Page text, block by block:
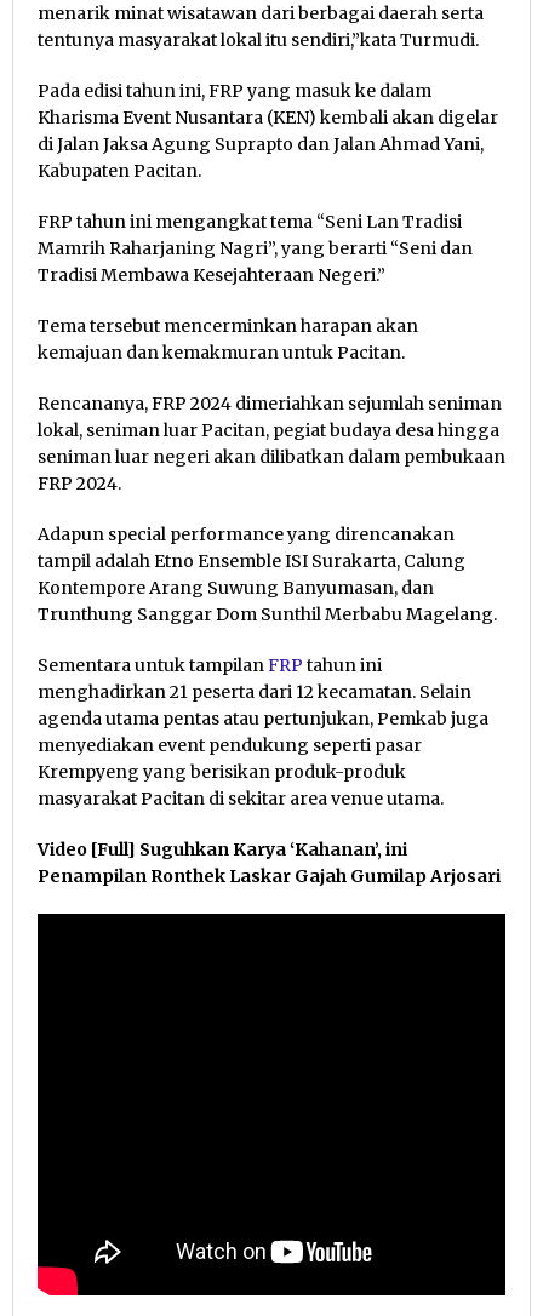
menarik minat wisatawan dari berbagai daerah serta
tentunya masyarakat lokal itu sendiri,”kata Turmudi.
Pada edisi tahun ini, FRP yang masuk ke dalam
Kharisma Event Nusantara (KEN) kembali akan digelar
di Jalan Jaksa Agung Suprapto dan Jalan Ahmad Yani,
Kabupaten Pacitan.
FRP tahun ini mengangkat tema “Seni Lan Tradisi
Mamrih Raharjaning Nagri”, yang berarti “Seni dan
Tradisi Membawa Kesejahteraan Negeri.”
Tema tersebut mencerminkan harapan akan
kemajuan dan kemakmuran untuk Pacitan.
Rencananya, FRP 2024 dimeriahkan sejumlah seniman
lokal, seniman luar Pacitan, pegiat budaya desa hingga
seniman luar negeri akan dilibatkan dalam pembukaan
FRP 2024.
Adapun special performance yang direncanakan
tampil adalah Etno Ensemble ISI Surakarta, Calung
Kontempore Arang Suwung Banyumasan, dan
Trunthung Sanggar Dom Sunthil Merbabu Magelang.
Sementara untuk tampilanFRP tahun ini
menghadirkan 21 peserta dari 12 kecamatan. Selain
agenda utama pentas atau pertunjukan, Pemkab juga
menyediakan event pendukung seperti pasar
Krempyeng yang berisikan produk-produk
masyarakat Pacitan di sekitar area venue utama.
Video [Full] Suguhkan Karya ‘Kahanan’, ini
Penampilan Ronthek Laskar Gajah Gumilap Arjosari